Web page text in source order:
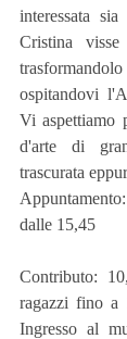
interessata
Cristina
ospitandovi
Vi aspettiamo
d'arte di
trascurata
dalle 15,45
Contributo:
ragazzi fino a
Ingresso al